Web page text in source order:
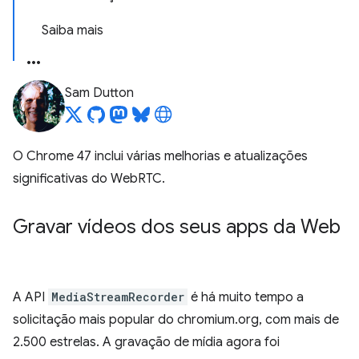
Saiba mais
Sam Dutton
O Chrome 47 inclui várias melhorias e atualizações
significativas do WebRTC.
Gravar vídeos dos seus apps da Web
A API MediaStreamRecorder é há muito tempo a
solicitação mais popular do chromium.org, com mais de
2.500 estrelas. A gravação de mídia agora foi